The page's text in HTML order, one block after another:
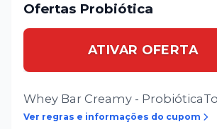
Ofertas Probiótica
ATIVAR OFERTA
Whey Bar Creamy -
Ver regras e informações do cupom